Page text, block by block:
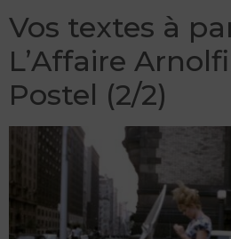
Vos textes à
L’Affaire
Postel (2/2)